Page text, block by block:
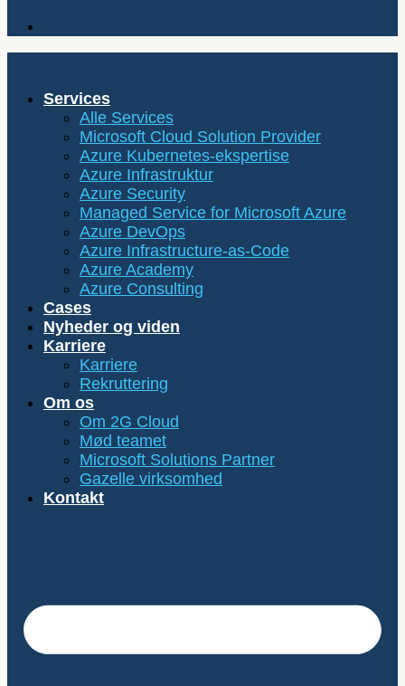
Services
Alle Services
Microsoft Cloud Solution Provider
Azure Kubernetes-ekspertise
Azure Infrastruktur
Azure Security
Managed Service for Microsoft Azure
Azure DevOps
Azure Infrastructure-as-Code
Azure Academy
Azure Consulting
Cases
Nyheder og viden
Karriere
Karriere
Rekruttering
Om os
Om 2G Cloud
Mød teamet
Microsoft Solutions Partner
Gazelle virksomhed
Kontakt